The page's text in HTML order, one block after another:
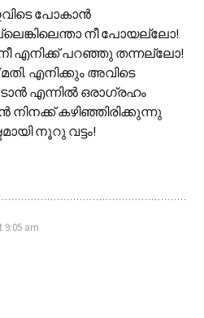
പോകാന്‍
നീ പോയല്ലോ!
നീ എനിക്ക് പറഞ്ഞു തന്നല്ലോ!
എനിക്കും അവിടെ
എന്നില്‍ ഒരാഗ്രഹം
നിനക്ക് കഴിഞ്ഞിരിക്കുന്നു
നൂറു വട്ടം!
9:05 am